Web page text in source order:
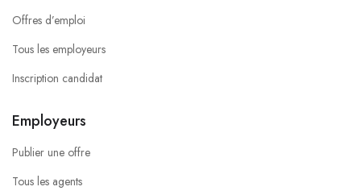
Offres d’emploi
Tous les employeurs
Inscription candidat
Employeurs
Publier une offre
Tous les agents